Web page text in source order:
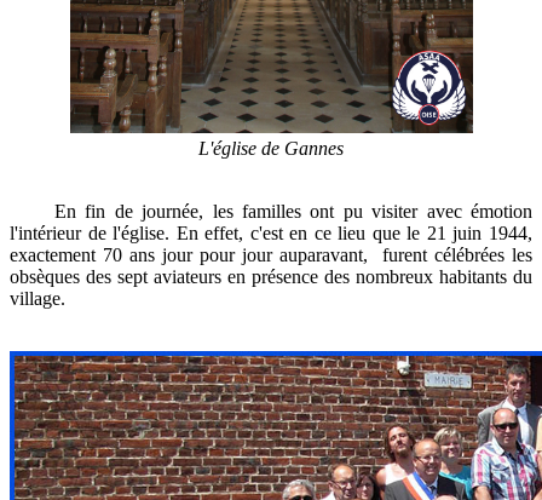
L'église de Gannes
En fin de journée, les familles ont pu visiter avec émotion
l'intérieur de l'église. En effet, c'est en ce lieu que le 21 juin 1944,
exactement 70 ans jour pour jour auparavant, furent célébrées les
obsèques des sept aviateurs en présence des nombreux habitants du
village.